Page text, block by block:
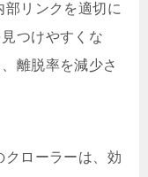
リンクを適切に
つけやすくな
離脱率を減少さ
クローラーは、効